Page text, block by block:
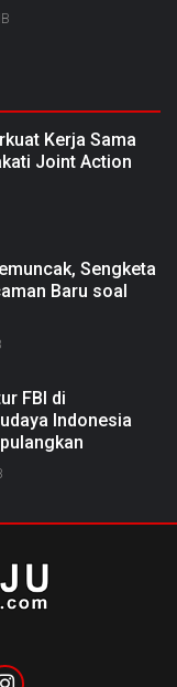
Kerja Sama
Joint Action
Sengketa
Baru soal
FBI di
Indonesia